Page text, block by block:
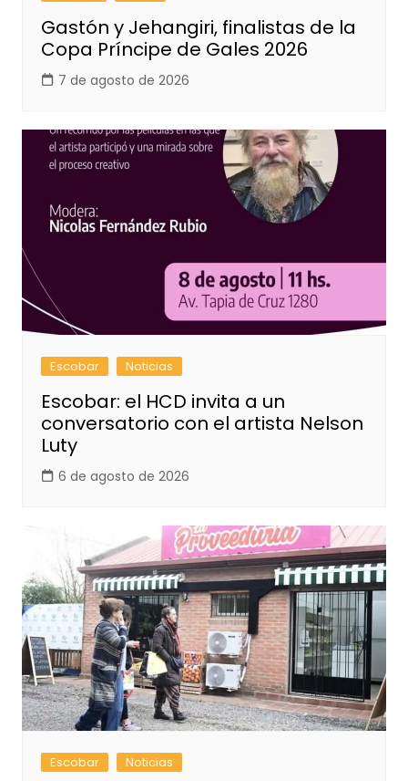
Gastón y Jehangiri, finalistas de la
Copa Príncipe de Gales 2026
7 de agosto de 2026
Escobar Noticias
Escobar: el HCD invita a un
conversatorio con el artista Nelson
Luty
6 de agosto de 2026
Escobar Noticias